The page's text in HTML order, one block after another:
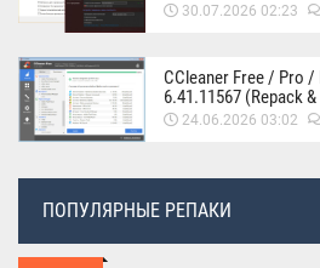
30.07.2026 02:23
CCleaner Free / Pro
6.41.11567 (Repack
24.06.2026 03:02
ПОПУЛЯРНЫЕ РЕПАКИ